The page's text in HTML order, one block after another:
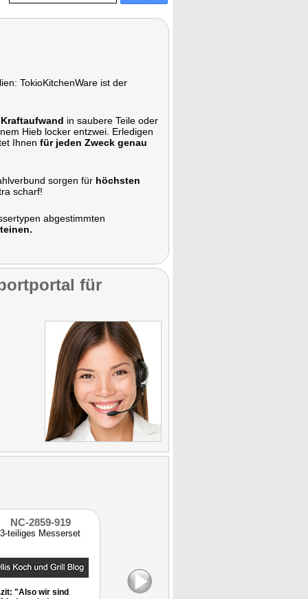
TokioKitchenWare ist der
in saubere Teile oder
Hieb locker entzwei. Erledigen
Ihnen für jeden Zweck genau
sorgen für höchsten
scharf!
abgestimmten
für
NC-2859-919
3-teiliges Messerset
"Also wir sind
5 Sterne von BESTE